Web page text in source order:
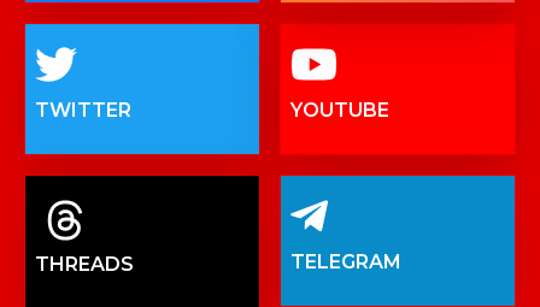
TWITTER YOUTUBE
THREADS TELEGRAM